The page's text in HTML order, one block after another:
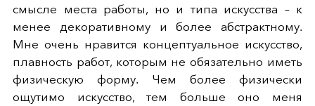
смысле места работы, но и типа искусства – к
менее декоративному и более абстрактному.
Мне очень нравится концептуальное искусство,
плавность работ, которым не обязательно иметь
физическую форму. Чем более физически
ощутимо искусство, тем больше оно меня